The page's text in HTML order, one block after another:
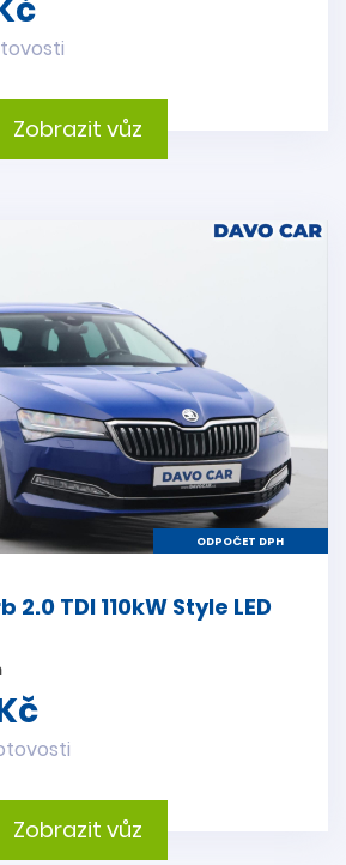
Zobrazit vůz
ODPOČET DPH
2.0 TDI 110kW Style LED
Zobrazit vůz